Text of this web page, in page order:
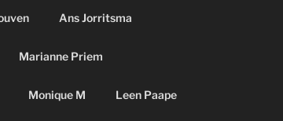
Ans Jorritsma
Marianne Priem
Monique M Leen Paape